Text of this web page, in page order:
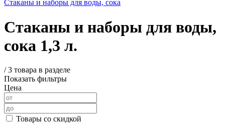
Стаканы и наборы для воды, сока
Стаканы и наборы для воды,
сока 1,3 л.
/3 товара в разделе
Показать фильтры
Цена
Товары со скидкой